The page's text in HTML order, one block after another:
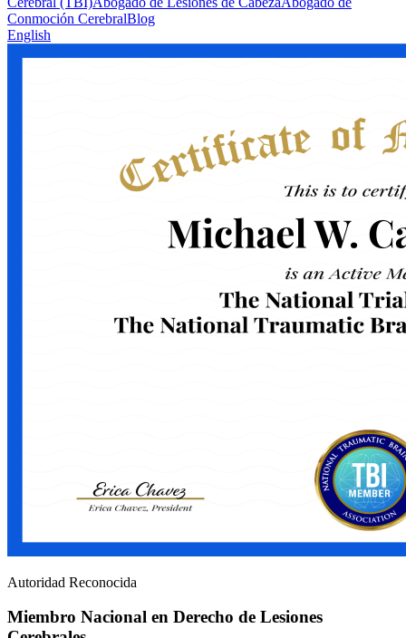
Conmoción CerebralBlog
English
Autoridad Reconocida
Miembro Nacional en Derecho de Lesiones